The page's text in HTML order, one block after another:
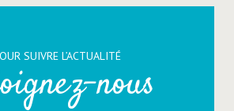
SUIVRE L’ACTUALITÉ
nous